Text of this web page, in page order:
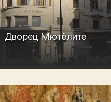
Дворец Мютёлите